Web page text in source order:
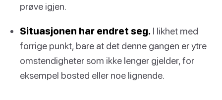
prøve igjen.
Situasjonen har endret seg. I likhet med
forrige punkt, bare at det denne gangen er ytre
omstendigheter som ikke lenger gjelder, for
eksempel bosted eller noe lignende.